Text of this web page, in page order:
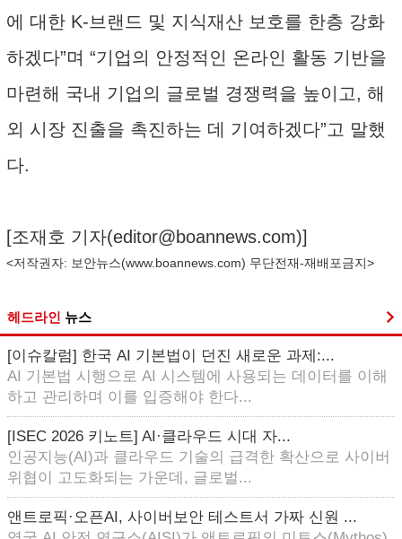
에 대한 K-브랜드 및 지식재산 보호를 한층 강화
하겠다”며 “기업의 안정적인 온라인 활동 기반을
마련해 국내 기업의 글로벌 경쟁력을 높이고, 해
외 시장 진출을 촉진하는 데 기여하겠다”고 말했
다.
[조재호 기자(editor@boannews.com)]
<저작권자: 보안뉴스(www.boannews.com) 무단전재-재배포금지>
헤드라인 뉴스
[이슈칼럼] 한국 AI 기본법이 던진 새로운 과제:...
AI 기본법 시행으로 AI 시스템에 사용되는 데이터를 이해
하고 관리하며 이를 입증해야 한다...
[ISEC 2026 키노트] AI·클라우드 시대 자...
인공지능(AI)과 클라우드 기술의 급격한 확산으로 사이버
위협이 고도화되는 가운데, 글로벌...
앤트로픽·오픈AI, 사이버보안 테스트서 가짜 신원 ...